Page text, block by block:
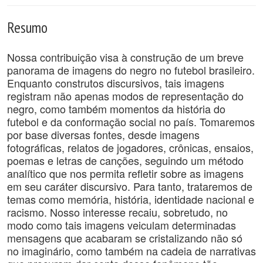
Resumo
Nossa contribuição visa à construção de um breve
panorama de imagens do negro no futebol brasileiro.
Enquanto construtos discursivos, tais imagens
registram não apenas modos de representação do
negro, como também momentos da história do
futebol e da conformação social no país. Tomaremos
por base diversas fontes, desde imagens
fotográficas, relatos de jogadores, crônicas, ensaios,
poemas e letras de canções, seguindo um método
analítico que nos permita refletir sobre as imagens
em seu caráter discursivo. Para tanto, trataremos de
temas como memória, história, identidade nacional e
racismo. Nosso interesse recaiu, sobretudo, no
modo como tais imagens veiculam determinadas
mensagens que acabaram se cristalizando não só
no imaginário, como também na cadeia de narrativas